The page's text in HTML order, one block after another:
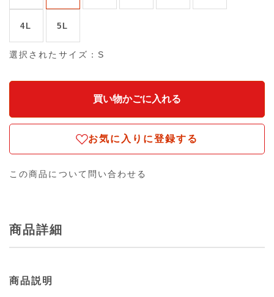
4L 5L
選択されたサイズ：S
お気に入りに登録する
この商品について問い合わせる
商品詳細
商品説明